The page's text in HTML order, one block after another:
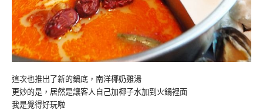
這次也推出了新的鍋底，南洋椰奶雞湯
更妙的是，居然是讓客人自己加椰子水加到火鍋裡面
我是覺得好玩啦